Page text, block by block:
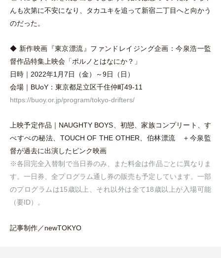
んも次第に不安になり、タカユキを追って新宿二丁目へと向かう
のだった。
◆ 新作映画『東京漂流』ファンドレイジング企画：今泉浩一監
督作品特集上映会 「ポルノとはなにか？ 」
日時｜2022年1月7日
（金） ～9日 （ 日 ）
会場｜BUoY：東京都足立区千住仲町49-11
https://buoy.or.jp/program/tokyo-drifters/
上映予定作品｜NAUGHTY BOYS、初戀、家族コンプリート、す
べすべの秘法、TOUCH OF THE OTHER、伯林漂流 ＋今泉監
督が過去に出演したピンク映画
※各回完全入替制で当日券のみ、また料金は作品ごとに異なりま
す。一日券、全プログラム通し券の販売も予定しています。一部
のプログラムは15歳以上、それ以外は全て18歳以上が入場可能
（要ID） 。
記事制作／newTOKYO